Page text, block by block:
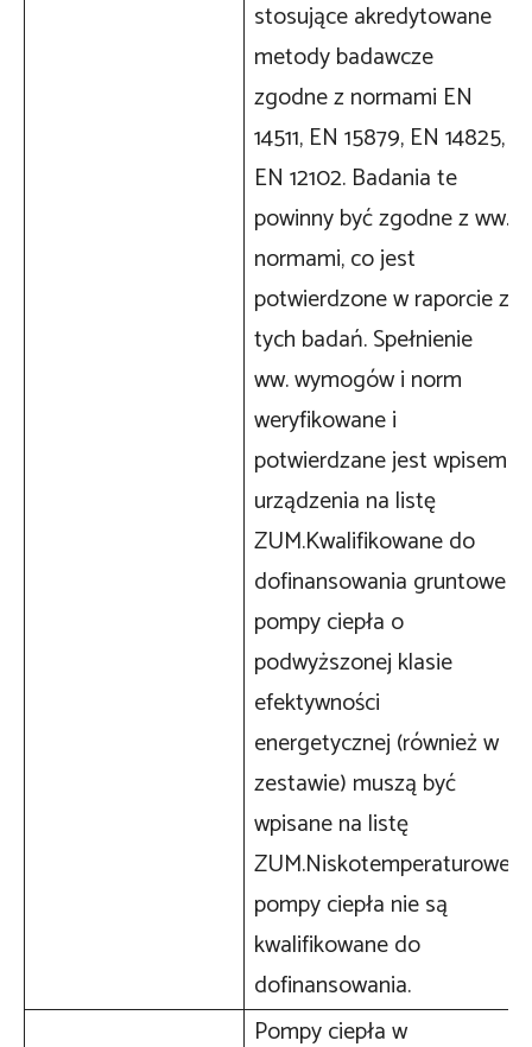
stosujące akredytowane
metody badawcze
zgodne z normami EN
14511, EN 15879, EN 14825,
EN 12102. Badania te
powinny być zgodne z ww.
normami, co jest
potwierdzone w raporcie z
tych badań. Spełnienie
ww. wymogów i norm
weryfikowane i
potwierdzane jest wpisem
urządzenia na listę
ZUM.Kwalifikowane do
dofinansowania gruntowe
pompy ciepła o
podwyższonej klasie
efektywności
energetycznej (również w
zestawie) muszą być
wpisane na listę
ZUM.Niskotemperaturowe
pompy ciepła nie są
kwalifikowane do
dofinansowania.
Pompy ciepła w